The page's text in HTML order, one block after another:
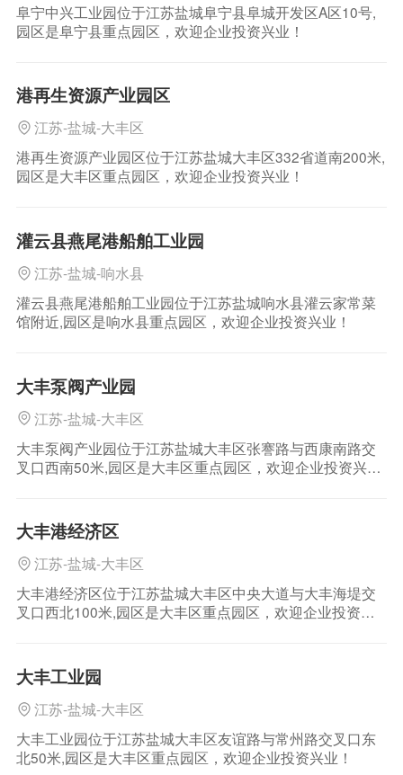
阜宁中兴工业园位于江苏盐城阜宁县阜城开发区A区10号,
园区是阜宁县重点园区，欢迎企业投资兴业！
港再生资源产业园区
江苏-盐城-大丰区
港再生资源产业园区位于江苏盐城大丰区332省道南200米,
园区是大丰区重点园区，欢迎企业投资兴业！
灌云县燕尾港船舶工业园
江苏-盐城-响水县
灌云县燕尾港船舶工业园位于江苏盐城响水县灌云家常菜
馆附近,园区是响水县重点园区，欢迎企业投资兴业！
大丰泵阀产业园
江苏-盐城-大丰区
大丰泵阀产业园位于江苏盐城大丰区张謇路与西康南路交
叉口西南50米,园区是大丰区重点园区，欢迎企业投资兴
大丰港经济区
江苏-盐城-大丰区
大丰港经济区位于江苏盐城大丰区中央大道与大丰海堤交
叉口西北100米,园区是大丰区重点园区，欢迎企业投资兴
大丰工业园
江苏-盐城-大丰区
大丰工业园位于江苏盐城大丰区友谊路与常州路交叉口东
北50米,园区是大丰区重点园区，欢迎企业投资兴业！